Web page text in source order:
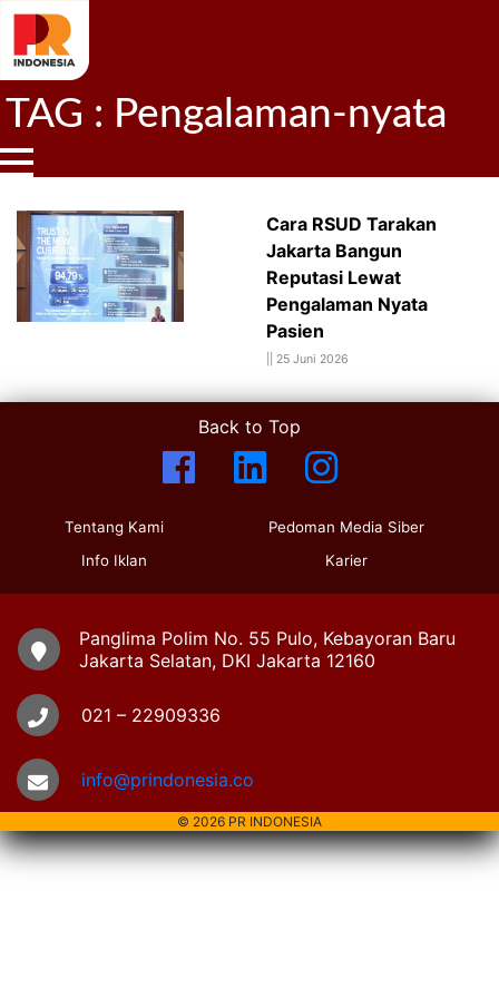
TAG : Pengalaman-nyata
Cara RSUD Tarakan
Jakarta Bangun
Reputasi Lewat
Pengalaman Nyata
Pasien
25 Juni 2026
Back to Top
Tentang Kami
Info Iklan
Pedoman Media Siber
Karier
Panglima Polim No. 55 Pulo, Kebayoran Baru
Jakarta Selatan, DKI Jakarta 12160
021 – 22909336
info@prindonesia.co
© 2026 PR INDONESIA